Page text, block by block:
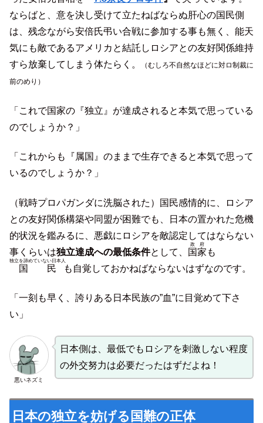
ならばと、意を決し受けて立たねばならぬ肝心の国民側
は、残念ながら安倍氏弔い合戦に参加する事も無く、能天
気にも敵であるアメリカと結託しロシアとの友好関係維持
すら放棄してしまう体たらく。
（むしろ不自然なほどに対ロ制裁に
前のめり）
「これで国家の『独立』が達成されると本気で思っている
のでしょうか？」
「これからも『属国』のままで生存できると本気で思って
いるのでしょうか？」
（戦時プロパガンダに洗脳された）国民感情的に、ロシア
との友好関係構築や同盟が困難でも、日本の置かれた危機
的状況を鑑みるに、悪戯にロシアを敵認定してはならない
事くらいは独立達成への最低条件として、 国家
政府
も
国民
独立を諦めていない日本人
も自覚しておかねばならないはずなのです。
「一刻も早く、誇りある日本民族の”血”に目覚めて下さ
い」
悪いネズミ
日本側は、最低でもロシアを刺激しない程度
の外交努力は必要だったはずだよね！
日本の独立を妨げる国難の正体